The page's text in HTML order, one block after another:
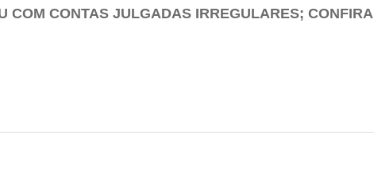
COM CONTAS JULGADAS IRREGULARES; CONFIRA